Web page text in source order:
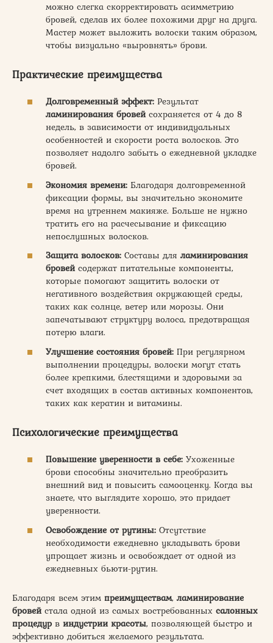
можно слегка скорректировать асимметрию
бровей, сделав их более похожими друг на друга.
Мастер может выложить волоски таким образом,
чтобы визуально «выровнять» брови.
Практические преимущества
Долговременный эффект: Результат
ламинирования бровейсохраняется от 4 до 8
недель, в зависимости от индивидуальных
особенностей и скорости роста волосков. Это
позволяет надолго забыть о ежедневной укладке
бровей.
Экономия времени: Благодаря долговременной
фиксации формы, вы значительно экономите
время на утреннем макияже. Больше не нужно
тратить его на расчесывание и фиксацию
непослушных волосков.
Защита волосков: Составы для ламинирования
бровейсодержат питательные компоненты,
которые помогают защитить волоски от
негативного воздействия окружающей среды,
таких как солнце, ветер или морозы. Они
запечатывают структуру волоса, предотвращая
потерю влаги.
Улучшение состояния бровей: При регулярном
выполнении процедуры, волоски могут стать
более крепкими, блестящими и здоровыми за
счет входящих в состав активных компонентов,
таких как кератин и витамины.
Психологические преимущества
Повышение уверенности в себе: Ухоженные
брови способны значительно преобразить
внешний вид и повысить самооценку. Когда вы
знаете, что выглядите хорошо, это придает
уверенности.
Освобождение от рутины: Отсутствие
необходимости ежедневно укладывать брови
упрощает жизнь и освобождает от одной из
ежедневных бьюти-рутин.
Благодаря всем этим преимуществам, ламинирование
бровейстала одной из самых востребованных салонных
процедур в индустрии красоты, позволяющей быстро и
эффективно добиться желаемого результата.